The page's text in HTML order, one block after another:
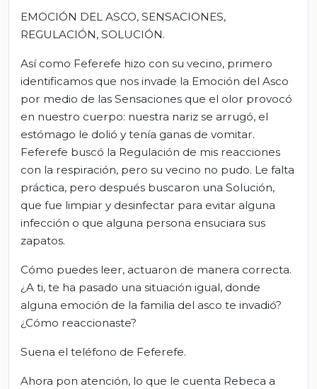
EMOCIÓN DEL ASCO, SENSACIONES,
REGULACIÓN, SOLUCIÓN.
Así como Feferefe hizo con su vecino, primero
identificamos que nos invade la Emoción del Asco
por medio de las Sensaciones que el olor provocó
en nuestro cuerpo: nuestra nariz se arrugó, el
estómago le dolió y tenía ganas de vomitar.
Feferefe buscó la Regulación de mis reacciones
con la respiración, pero su vecino no pudo. Le falta
práctica, pero después buscaron una Solución,
que fue limpiar y desinfectar para evitar alguna
infección o que alguna persona ensuciara sus
zapatos.
Cómo puedes leer, actuaron de manera correcta.
¿A ti, te ha pasado una situación igual, donde
alguna emoción de la familia del asco te invadió?
¿Cómo reaccionaste?
Suena el teléfono de Feferefe.
Ahora pon atención, lo que le cuenta Rebeca a